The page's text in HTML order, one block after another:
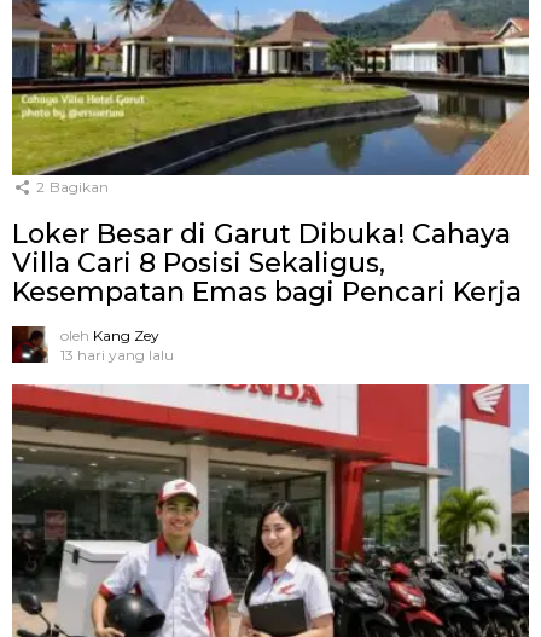
2 Bagikan
Loker Besar di Garut Dibuka! Cahaya
Villa Cari 8 Posisi Sekaligus,
Kesempatan Emas bagi Pencari Kerja
oleh Kang Zey
13 hari yang lalu